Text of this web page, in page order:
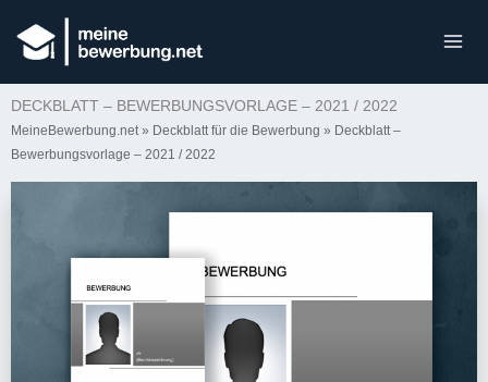
DECKBLATT – BEWERBUNGSVORLAGE – 2021 / 2022
MeineBewerbung.net » Deckblatt für die Bewerbung » Deckblatt –
Bewerbungsvorlage – 2021 / 2022